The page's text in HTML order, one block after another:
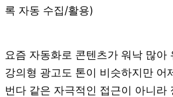
록 자동 수집/활용)
요즘 자동화로 콘텐츠가 워낙 많아
강의형 광고도 톤이 비슷하지만 어
번다 같은 자극적인 접근이 아니